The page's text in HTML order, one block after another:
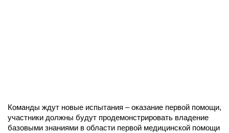
Команды ждут новые испытания – оказание первой помощи,
участники должны будут продемонстрировать владение
базовыми знаниями в области первой медицинской помощи